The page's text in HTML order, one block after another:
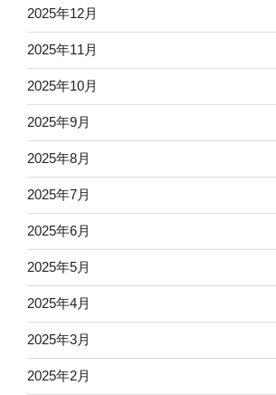
2025年12月
2025年11月
2025年10月
2025年9月
2025年8月
2025年7月
2025年6月
2025年5月
2025年4月
2025年3月
2025年2月